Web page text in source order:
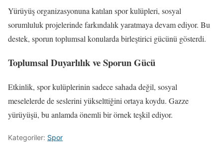
Yürüyüş organizasyonuna katılan spor kulüpleri, sosyal
sorumluluk projelerinde farkındalık yaratmaya devam ediyor. Bu
destek, sporun toplumsal konularda birleştirici gücünü gösterdi.
Toplumsal Duyarlılık ve Sporun Gücü
Etkinlik, spor kulüplerinin sadece sahada değil, sosyal
meselelerde de seslerini yükselttiğini ortaya koydu. Gazze
yürüyüşü, bu anlamda önemli bir örnek teşkil ediyor.
Kategoriler: Spor